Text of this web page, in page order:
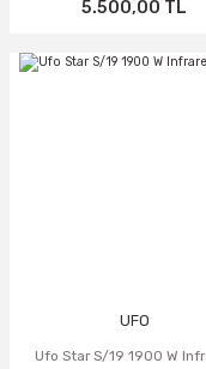
5.500,00 TL
UFO
Ufo Star S/19 1900 W